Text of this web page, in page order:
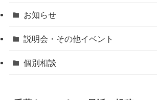
お知らせ
説明会・その他イベント
個別相談